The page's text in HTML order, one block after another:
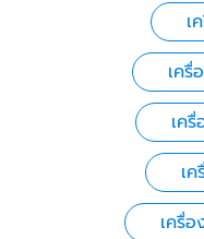
เ
เครื่
เค
เ
เครื่